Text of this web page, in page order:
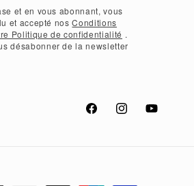
et en vous abonnant, vous
et accepté nosConditions
Politique de confidentialité .
désabonner de la newsletter
FacebookInstagramYouTube